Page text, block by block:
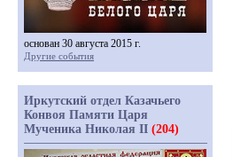
основан 30 августа 2015 г.
Другие события
Иркутский отдел Казачьего
Конвоя Памяти Царя
Мученика Николая II (204)